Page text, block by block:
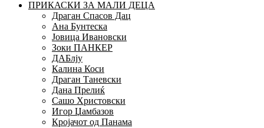
ПРИКАСКИ ЗА МАЛИ ДЕЦА
Драган Спасов Дац
Ана Бунтеска
Јовица Ивановски
Зоки ПАНКЕР
ДАБлју
Калина Коси
Драган Таневски
Дана Прелиќ
Сашо Христовски
Игор Џамбазов
Кројачот од Панама